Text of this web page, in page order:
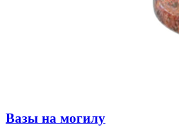
Вазы на могилу